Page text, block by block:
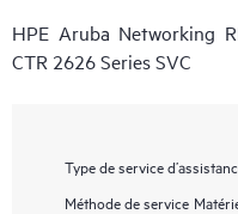
HPE Aruba Networking
CTR 2626 Series SVC
Type de service
Méthode de service